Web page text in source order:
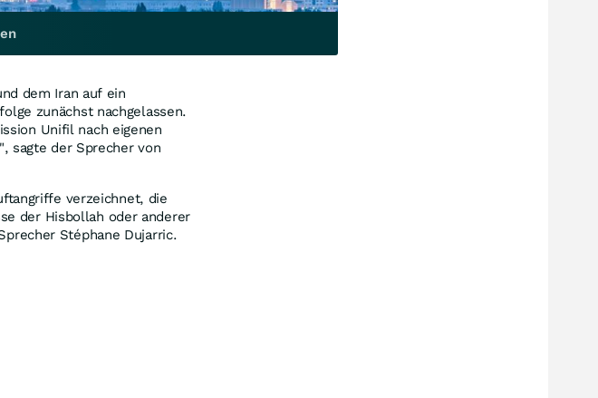
dem Iran auf ein
zunächst nachgelassen.
Unifil nach eigenen
sagte der Sprecher von
verzeichnet, die
der Hisbollah oder anderer
Stéphane Dujarric.